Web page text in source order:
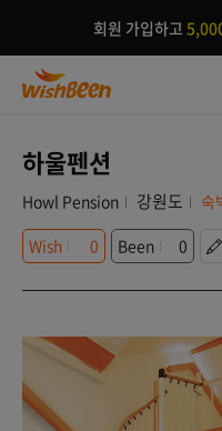
회원 가입하고
하울펜션
Howl Pension 강원도
숙
Wish
0 Been 0